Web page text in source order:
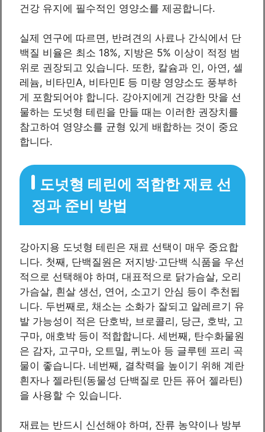
건강 유지에 필수적인 영양소를 제공합니다.
실제 연구에 따르면, 반려견의 사료나 간식에서 단
백질 비율은 최소 18%, 지방은 5% 이상이 적정 범
위로 권장되고 있습니다. 또한, 칼슘과 인, 아연, 셀
레늄, 비타민A, 비타민E 등 미량 영양소도 풍부하
게 포함되어야 합니다. 강아지에게 건강한 맛을 선
물하는 도넛형 테린을 만들 때는 이러한 권장치를
참고하여 영양소를 균형 있게 배합하는 것이 중요
합니다.
도넛형 테린에 적합한 재료 선
정과 준비 방법
강아지용 도넛형 테린은 재료 선택이 매우 중요합
니다. 첫째, 단백질원은 저지방·고단백 식품을 우선
적으로 선택해야 하며, 대표적으로 닭가슴살, 오리
가슴살, 흰살 생선, 연어, 소고기 안심 등이 추천됩
니다. 두번째로, 채소는 소화가 잘되고 알레르기 유
발 가능성이 적은 단호박, 브로콜리, 당근, 호박, 고
구마, 애호박 등이 적합합니다. 세번째, 탄수화물원
은 감자, 고구마, 오트밀, 퀴노아 등 글루텐 프리 곡
물이 좋습니다. 네번째, 결착력을 높이기 위해 계란
흰자나 젤라틴(동물성 단백질로 만든 퓨어 젤라틴)
을 사용할 수 있습니다.
재료는 반드시 신선해야 하며, 잔류 농약이나 방부